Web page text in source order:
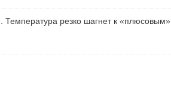
Температура резко шагнет к «плюсовым»